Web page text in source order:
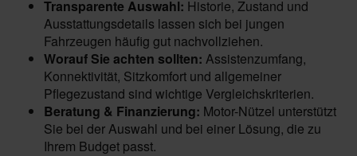
Transparente Auswahl: Historie, Zustand und
Ausstattungsdetails lassen sich bei jungen
Fahrzeugen häufig gut nachvollziehen.
Worauf Sie achten sollten: Assistenzumfang,
Konnektivität, Sitzkomfort und allgemeiner
Pflegezustand sind wichtige Vergleichskriterien.
Beratung & Finanzierung: Motor-Nützel unterstützt
Sie bei der Auswahl und bei einer Lösung, die zu
Ihrem Budget passt.